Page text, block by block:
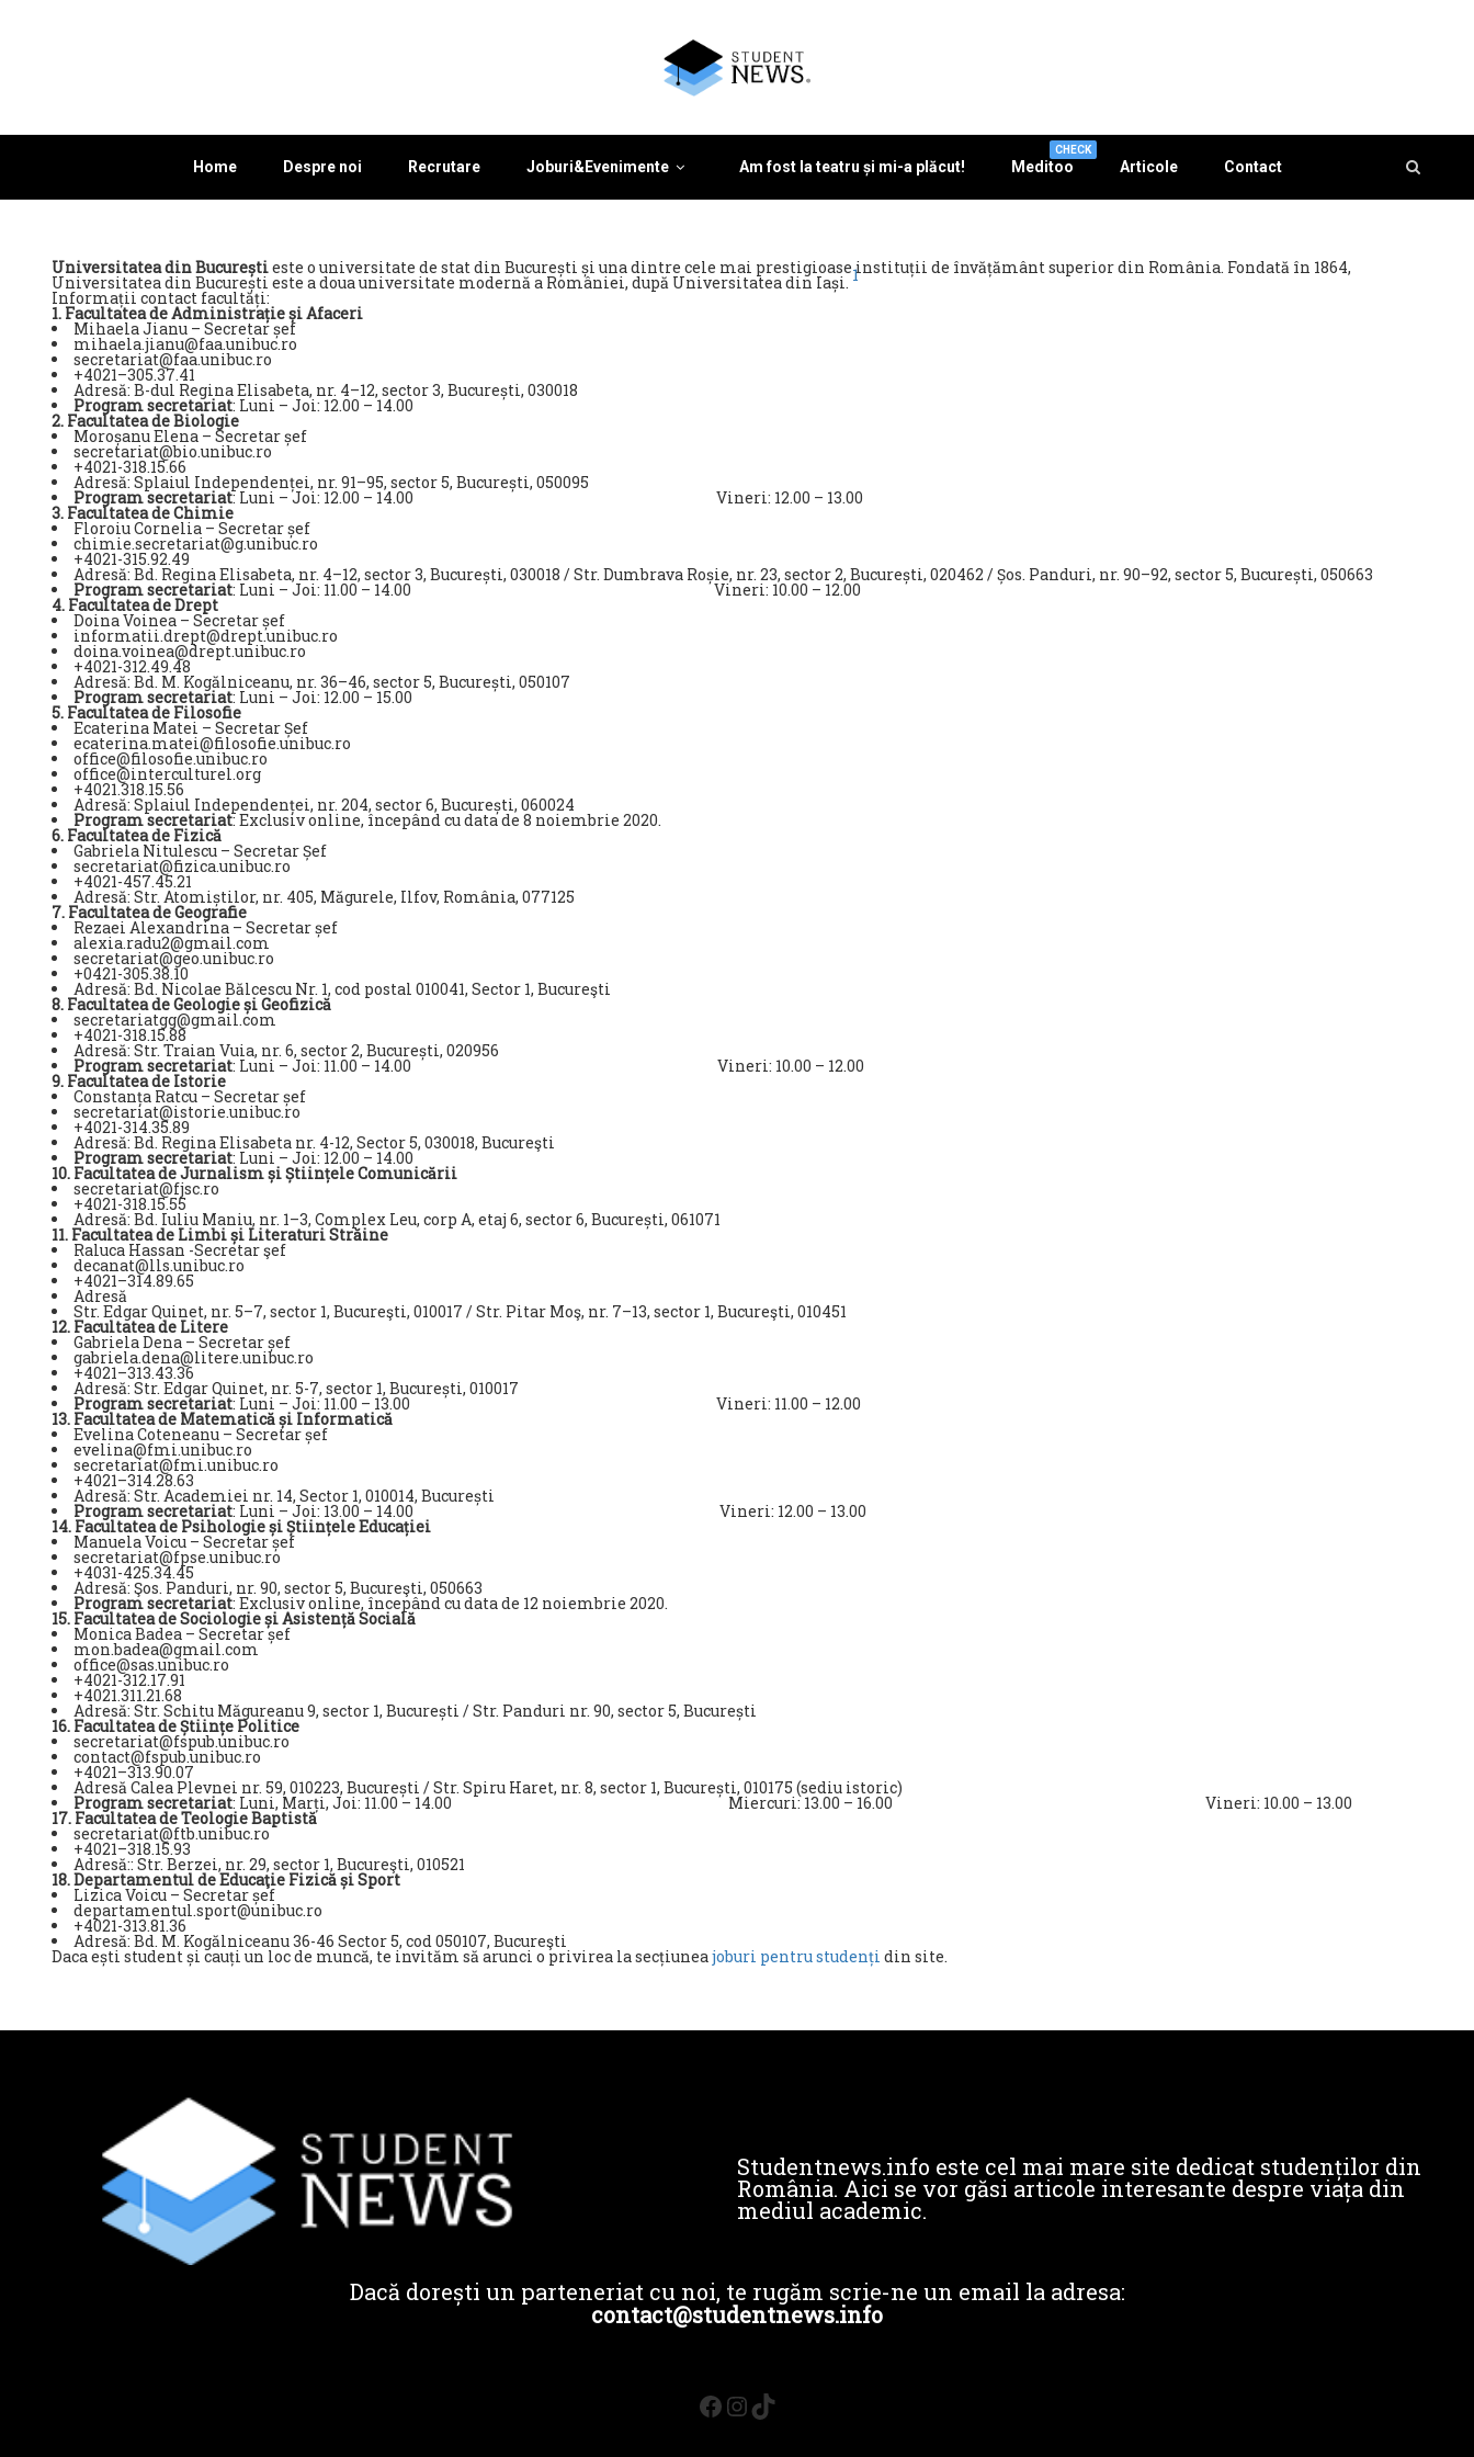
Home Despre noi Recrutare Joburi&Evenimente Am fost la teatru și mi-a plăcut! Meditoo
CHECK
Articole Contact
Universitatea din Bucureștieste o universitate de stat din București și una dintre cele mai prestigioase instituții de învățământ superior din România. Fondată în 1864,
Universitatea din București este a doua universitate modernă a României, după Universitatea din Iași.1
Informații contact facultăți:
1. Facultatea de Administrație și Afaceri
Mihaela Jianu – Secretar șef
mihaela.jianu@faa.unibuc.ro
secretariat@faa.unibuc.ro
+4021–305.37.41
Adresă: B-dul Regina Elisabeta, nr. 4–12, sector 3, București, 030018
Program secretariat: Luni – Joi: 12.00 – 14.00
2. Facultatea de Biologie
Moroșanu Elena – Secretar șef
secretariat@bio.unibuc.ro
+4021-318.15.66
Adresă: Splaiul Independenței, nr. 91–95, sector 5, București, 050095
Program secretariat: Luni – Joi: 12.00 – 14.00 Vineri: 12.00 – 13.00
3. Facultatea de Chimie
Floroiu Cornelia – Secretar șef
chimie.secretariat@g.unibuc.ro
+4021-315.92.49
Adresă: Bd. Regina Elisabeta, nr. 4–12, sector 3, București, 030018 / Str. Dumbrava Roșie, nr. 23, sector 2, București, 020462 / Șos. Panduri, nr. 90–92, sector 5, București, 050663
Program secretariat: Luni – Joi: 11.00 – 14.00 Vineri: 10.00 – 12.00
4. Facultatea de Drept
Doina Voinea – Secretar șef
informatii.drept@drept.unibuc.ro
doina.voinea@drept.unibuc.ro
+4021-312.49.48
Adresă: Bd. M. Kogălniceanu, nr. 36–46, sector 5, București, 050107
Program secretariat: Luni – Joi: 12.00 – 15.00
5. Facultatea de Filosofie
Ecaterina Matei – Secretar Șef
ecaterina.matei@filosofie.unibuc.ro
office@filosofie.unibuc.ro
office@interculturel.org
+4021.318.15.56
Adresă: Splaiul Independenței, nr. 204, sector 6, București, 060024
Program secretariat: Exclusiv online, începând cu data de 8 noiembrie 2020.
6. Facultatea de Fizică
Gabriela Nitulescu – Secretar Șef
secretariat@fizica.unibuc.ro
+4021-457.45.21
Adresă: Str. Atomiștilor, nr. 405, Măgurele, Ilfov, România, 077125
7. Facultatea de Geografie
Rezaei Alexandrina – Secretar șef
alexia.radu2@gmail.com
secretariat@geo.unibuc.ro
+0421-305.38.10
Adresă: Bd. Nicolae Bălcescu Nr. 1, cod postal 010041, Sector 1, Bucureşti
8. Facultatea de Geologie și Geofizică
secretariatgg@gmail.com
+4021-318.15.88
Adresă: Str. Traian Vuia, nr. 6, sector 2, București, 020956
Program secretariat: Luni – Joi: 11.00 – 14.00 Vineri: 10.00 – 12.00
9. Facultatea de Istorie
Constanța Ratcu – Secretar șef
secretariat@istorie.unibuc.ro
+4021-314.35.89
Adresă: Bd. Regina Elisabeta nr. 4-12, Sector 5, 030018, Bucureşti
Program secretariat: Luni – Joi: 12.00 – 14.00
10. Facultatea de Jurnalism și Științele Comunicării
secretariat@fjsc.ro
+4021-318.15.55
Adresă: Bd. Iuliu Maniu, nr. 1–3, Complex Leu, corp A, etaj 6, sector 6, București, 061071
11. Facultatea de Limbi și Literaturi Străine
Raluca Hassan -Secretar şef
decanat@lls.unibuc.ro
+4021–314.89.65
Adresă
Str. Edgar Quinet, nr. 5–7, sector 1, Bucureşti, 010017 / Str. Pitar Moş, nr. 7–13, sector 1, Bucureşti, 010451
12. Facultatea de Litere
Gabriela Dena – Secretar șef
gabriela.dena@litere.unibuc.ro
+4021–313.43.36
Adresă: Str. Edgar Quinet, nr. 5-7, sector 1, București, 010017
Program secretariat: Luni – Joi: 11.00 – 13.00 Vineri: 11.00 – 12.00
13. Facultatea de Matematică și Informatică
Evelina Coteneanu – Secretar șef
evelina@fmi.unibuc.ro
secretariat@fmi.unibuc.ro
+4021–314.28.63
Adresă: Str. Academiei nr. 14, Sector 1, 010014, București
Program secretariat: Luni – Joi: 13.00 – 14.00 Vineri: 12.00 – 13.00
14. Facultatea de Psihologie și Științele Educației
Manuela Voicu – Secretar șef
secretariat@fpse.unibuc.ro
+4031-425.34.45
Adresă: Şos. Panduri, nr. 90, sector 5, Bucureşti, 050663
Program secretariat: Exclusiv online, începând cu data de 12 noiembrie 2020.
15. Facultatea de Sociologie și Asistență Socială
Monica Badea – Secretar șef
mon.badea@gmail.com
office@sas.unibuc.ro
+4021-312.17.91
+4021.311.21.68
Adresă: Str. Schitu Măgureanu 9, sector 1, București / Str. Panduri nr. 90, sector 5, București
16. Facultatea de Științe Politice
secretariat@fspub.unibuc.ro
contact@fspub.unibuc.ro
+4021–313.90.07
Adresă Calea Plevnei nr. 59, 010223, București / Str. Spiru Haret, nr. 8, sector 1, București, 010175 (sediu istoric)
Program secretariat: Luni, Marți, Joi: 11.00 – 14.00 Miercuri: 13.00 – 16.00 Vineri: 10.00 – 13.00
17. Facultatea de Teologie Baptistă
secretariat@ftb.unibuc.ro
+4021–318.15.93
Adresă:: Str. Berzei, nr. 29, sector 1, Bucureşti, 010521
18. Departamentul de Educaţie Fizică și Sport
Lizica Voicu – Secretar șef
departamentul.sport@unibuc.ro
+4021-313.81.36
Adresă: Bd. M. Kogălniceanu 36-46 Sector 5, cod 050107, Bucureşti
Daca ești student și cauți un loc de muncă, te invităm să arunci o privirea la secțiuneajoburi pentru studenți din site.
Studentnews.info este cel mai mare site dedicat studenților din
România. Aici se vor găsi articole interesante despre viața din
mediul academic.
Dacă dorești un parteneriat cu noi, te rugăm scrie-ne un email la adresa:
contact@studentnews.info
Facebook
Instagram
TikTok